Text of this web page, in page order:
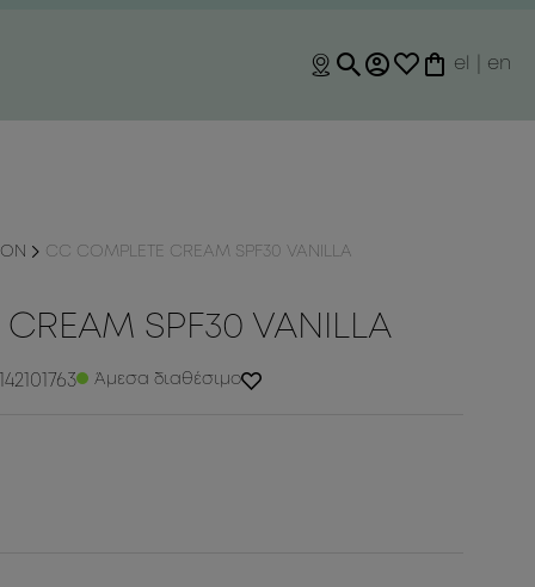
el en
CC COMPLETE CREAM SPF30 VANILLA
SPF30 VANILLA
Άμεσα διαθέσιμο